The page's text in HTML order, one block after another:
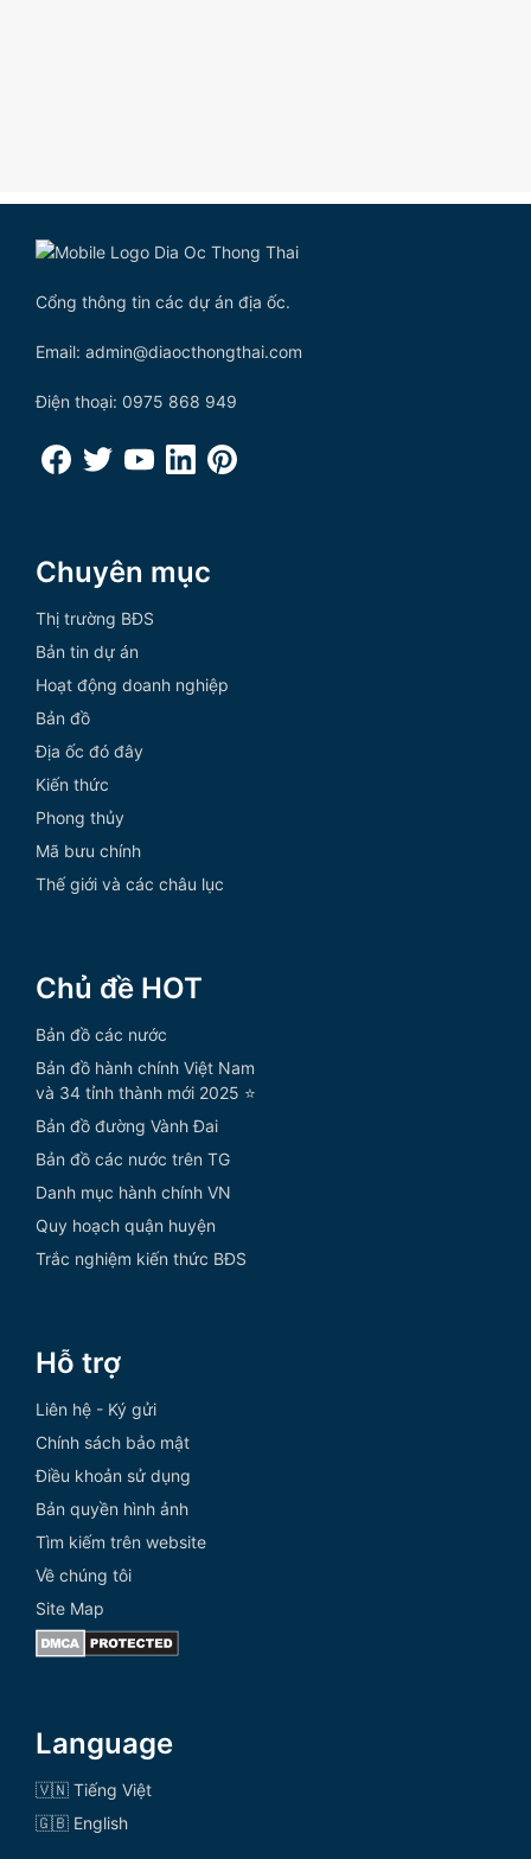
Cổng thông tin các dự án địa ốc.
Email: admin@diaocthongthai.com
Điện thoại: 0975 868 949
Chuyên mục
Thị trường BĐS
Bản tin dự án
Hoạt động doanh nghiệp
Bản đồ
Địa ốc đó đây
Kiến thức
Phong thủy
Mã bưu chính
Thế giới và các châu lục
Chủ đề HOT
Bản đồ các nước
Bản đồ hành chính Việt Nam
và 34 tỉnh thành mới 2025 ⭐
Bản đồ đường Vành Đai
Bản đồ các nước trên TG
Danh mục hành chính VN
Quy hoạch quận huyện
Trắc nghiệm kiến thức BĐS
Hỗ trợ
Liên hệ - Ký gửi
Chính sách bảo mật
Điều khoản sử dụng
Bản quyền hình ảnh
Tìm kiếm trên website
Về chúng tôi
Site Map
Language
🇻🇳 Tiếng Việt
🇬🇧 English